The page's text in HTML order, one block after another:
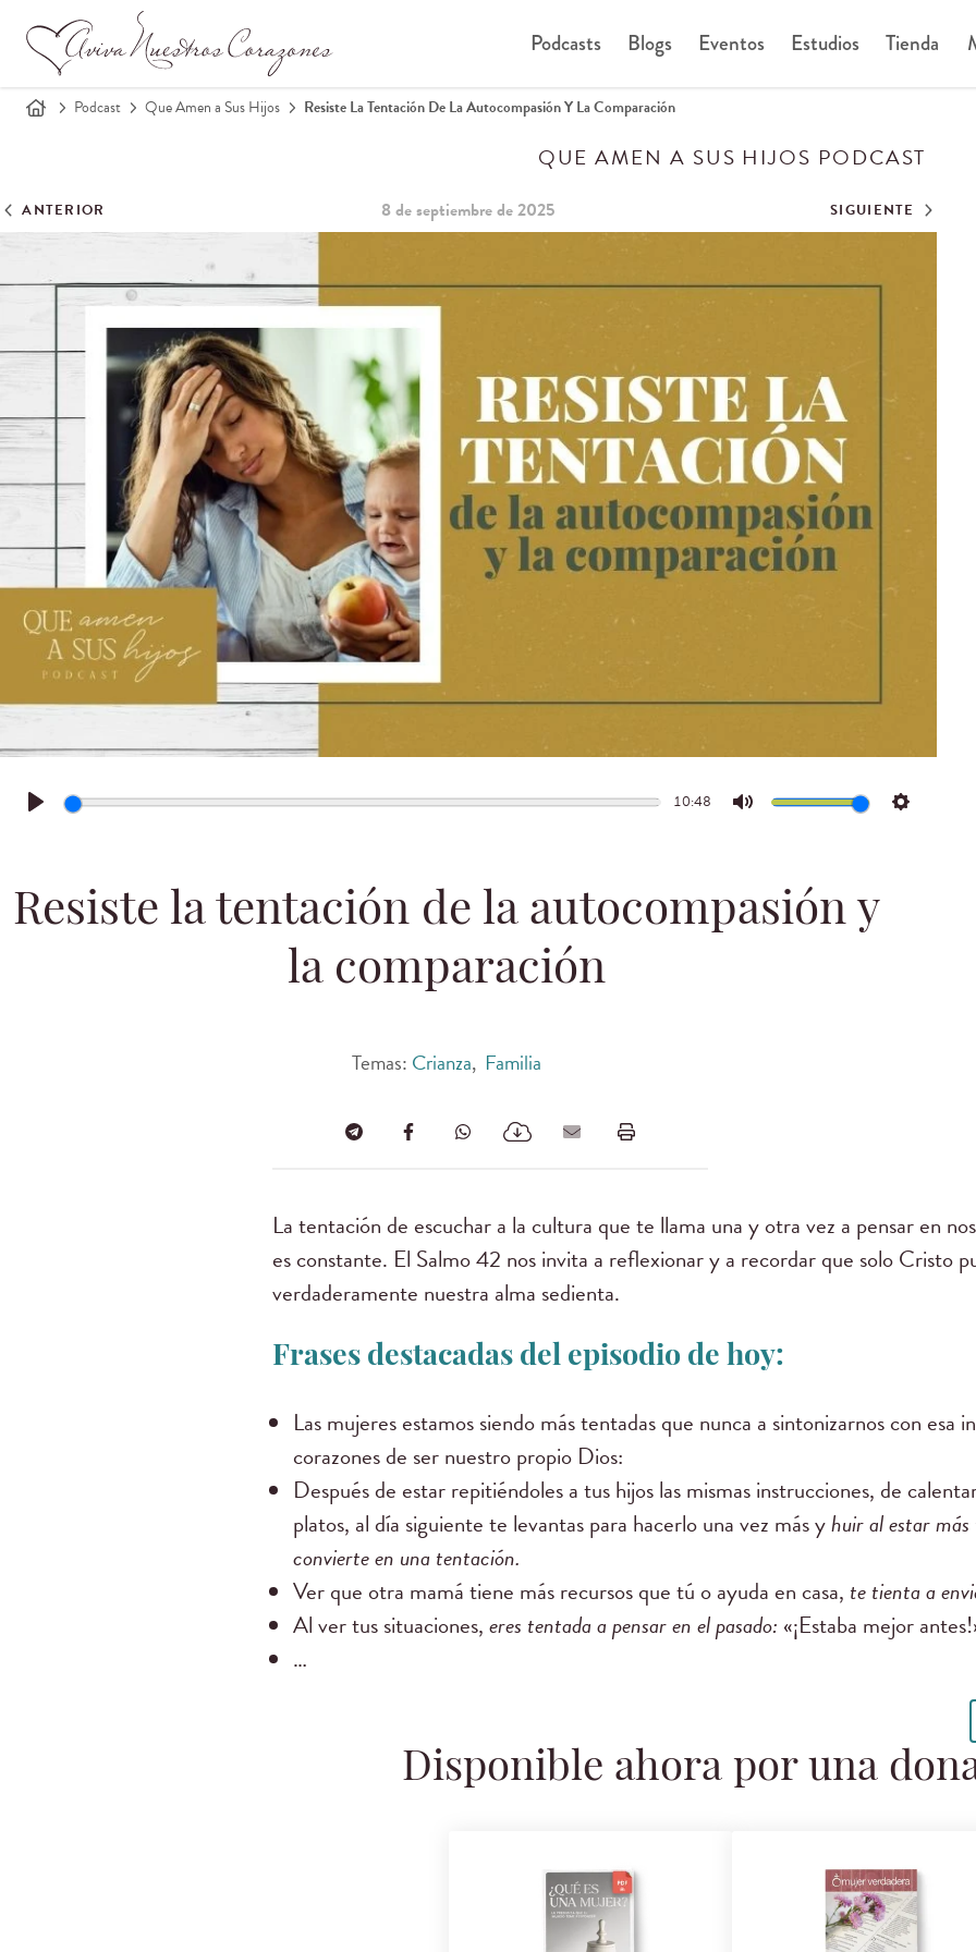
Podcasts Blogs Eventos Estudios Tienda
Podcast Que Amen a Sus Hijos Resiste La Tentación De La Autocompasión Y La Comparación
QUE AMEN A SUS HIJOS PODCAST
ANTERIOR 8 de septiembre de 2025 SIGUIENTE
Play
10:48
Mute Settings
Resiste la tentación de la autocompasión y
la comparación
Temas: Crianza, Familia
La tentación de escuchar a la cultura que te llama una y otra vez a pensar en
es constante. El Salmo 42 nos invita a reflexionar y a recordar que solo Cristo
verdaderamente nuestra alma sedienta.
Frases destacadas del episodio de hoy:
Las mujeres estamos siendo más tentadas que nunca a sintonizarnos con esa
corazones de ser nuestro propio Dios:
Después de estar repitiéndoles a tus hijos las mismas instrucciones, de
platos, al día siguiente te levantas para hacerlo una vez más yhuir al estar
convierte en una tentación.
Ver que otra mamá tiene más recursos que tú o ayuda en casa, te tienta a
Al ver tus situaciones,eres tentada a pensar en el pasado:«¡Estaba mejor
…
Disponible ahora por una